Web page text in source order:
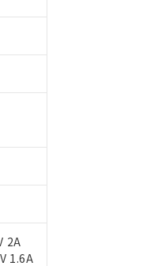
2A
1.6A
定のある商品です。
を出す予定はありません。
確認中の商品です。